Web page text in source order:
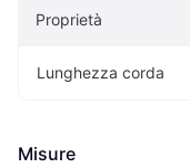
Proprietà
Lunghezza corda
Misure